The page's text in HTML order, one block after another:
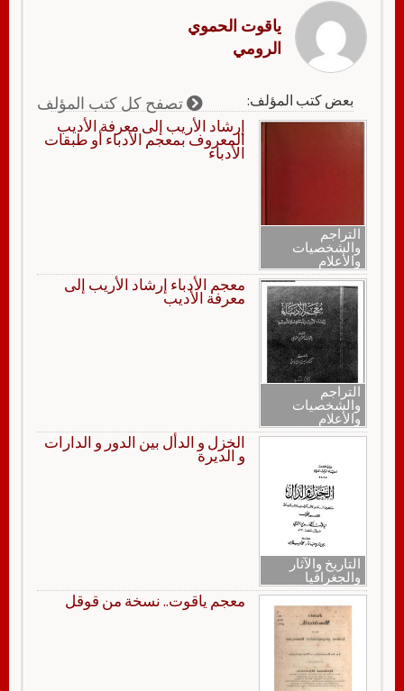
ياقوت الحموي
الرومي
بعض كتب المؤلف: تصفح كل كتب المؤلف
التراجم
والشخصيات
والأعلام
إرشاد الأريب إلى معرفة الأديب
المعروف بمعجم الأدباء أو طبقات
الأدباء
التراجم
والشخصيات
والأعلام
معجم الأدباء إرشاد الأريب إلى
معرفة الأديب
التاريخ والآثار
والجغرافيا
الخزل و الدأل بين الدور و الدارات
و الديرة
معجم ياقوت.. نسخة من قوقل